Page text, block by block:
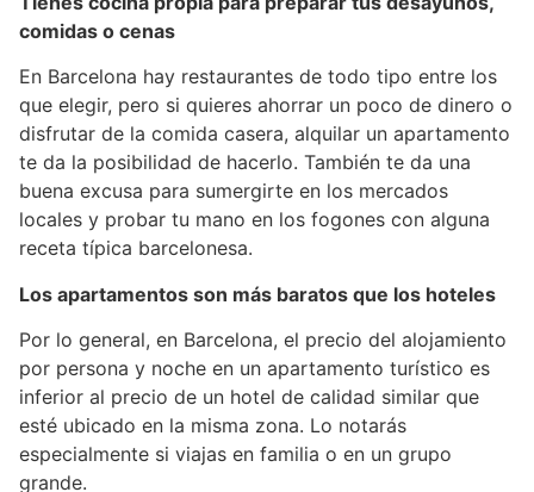
comidas o cenas
En Barcelona hay restaurantes de todo tipo entre los
que elegir, pero si quieres ahorrar un poco de dinero o
disfrutar de la comida casera, alquilar un apartamento
te da la posibilidad de hacerlo. También te da una
buena excusa para sumergirte en los mercados
locales y probar tu mano en los fogones con alguna
receta típica barcelonesa.
Los apartamentos son más baratos que los hoteles
Por lo general, en Barcelona, el precio del alojamiento
por persona y noche en un apartamento turístico es
inferior al precio de un hotel de calidad similar que
esté ubicado en la misma zona. Lo notarás
especialmente si viajas en familia o en un grupo
grande.